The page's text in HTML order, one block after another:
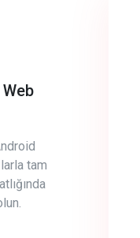
tam